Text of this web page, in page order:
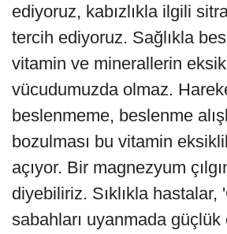
ediyoruz, kabızlıkla ilgili
tercih ediyoruz. Sağlıkla
vitamin ve minerallerin
vücudumuzda olmaz.
beslenmeme, beslenme
bozulması bu vitamin
açıyor. Bir magnezyum
diyebiliriz. Sıklıkla hastalar,
sabahları uyanmada güçlük